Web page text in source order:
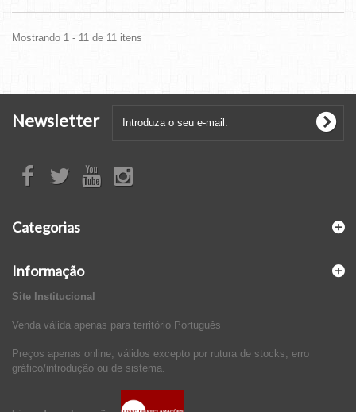
Mostrando 1 - 11 de 11 itens
Newsletter
Categorias
Informação
Site Institucional
Venda válida apenas para território Português
Preços apenas online, válidos excepto por rutura de stocks, erro
gráfico/introdução ou de sistema.